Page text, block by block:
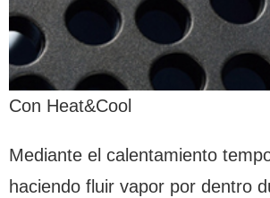
Con Heat&Cool
Mediante el calentamiento
haciendo fluir vapor por dentro